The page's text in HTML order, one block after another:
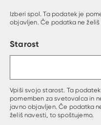
Izberi spol. Ta podatek je
objavljen. Če podatka ne
Starost
Vpiši svojo starost. Ta
pomemben za svetovalca in
javno objavljen. Če podatka
želiš navesti, to spoštujemo.